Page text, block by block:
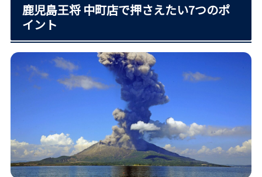
鹿児島王将 中町店で押さえたい7つのポ
イント